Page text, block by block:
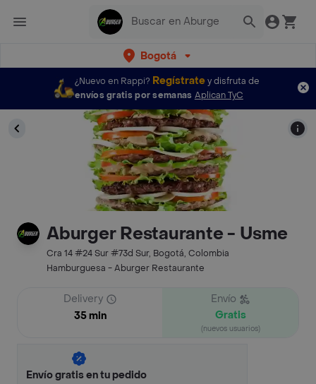
Bogotá
¿Nuevo en Rappi? Regístratey disfruta de
envíos gratis por semanas Aplican TyC
Aburger Restaurante - Usme
Cra 14 #24 Sur #73d Sur, Bogotá, Colombia
Hamburguesa - Aburger Restaurante
Delivery
35 min
Envío
Gratis
(nuevos usuarios)
Envío gratis en tu pedido